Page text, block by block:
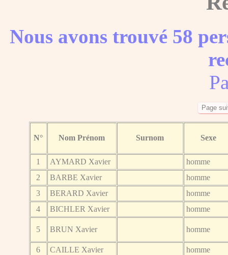
Nous avons trouvé 58
N° Nom Prénom Surnom Sexe
1 AYMARD Xavier
homme
2
BARBE Xavier
homme
3
BERARD Xavier
homme
4
BICHLER Xavier homme
5 BRUN Xavier homme
6 CAILLE Xavier homme